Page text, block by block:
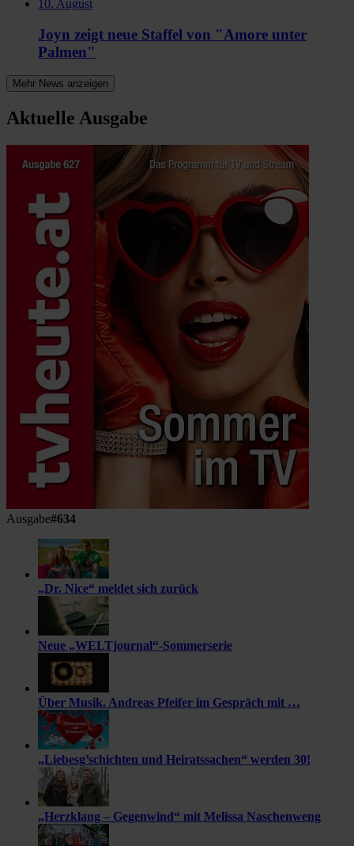
10. August
Joyn zeigt neue Staffel von "Amore unter
Palmen"
Mehr News anzeigen
Aktuelle Ausgabe
Ausgabe#634
„Dr. Nice“ meldet sich zurück
Neue „WELTjournal“-Sommerserie
Über Musik. Andreas Pfeifer im Gespräch mit …
„Liebesg’schichten und Heiratssachen“ werden 30!
„Herzklang – Gegenwind“ mit Melissa Naschenweng